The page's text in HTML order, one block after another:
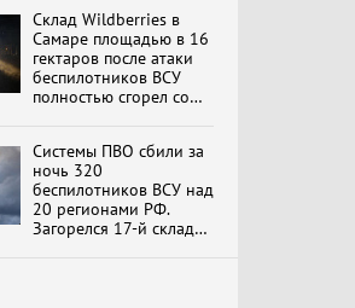
РОССИИ! Обращение
Г.А. Зюганова,
Председателя ЦК
КПРФ Руководителя
фракции КПРФ в
Государственной Думе
Документальный
террор"
Бить смелее!
В.Баранец, В.Дандыкин,
Склад Wildberries в
Самаре площадью в 16
гектаров после атаки
беспилотников ВСУ
полностью сгорел со
Системы ПВО сбили за
ночь 320
беспилотников ВСУ над
20 регионами РФ.
Загорелся 17-й склад